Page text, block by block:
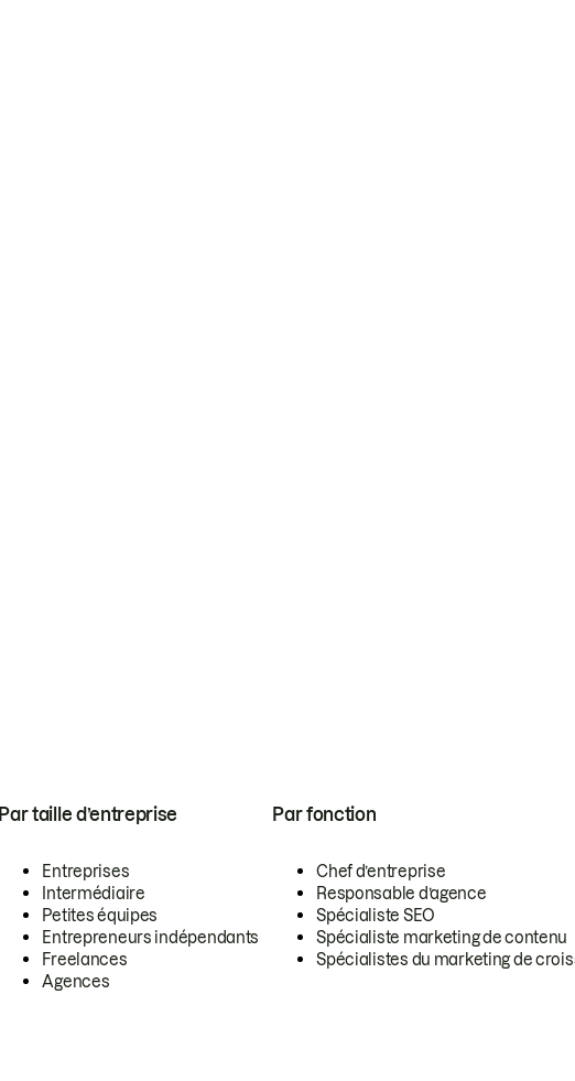
Par taille d’entreprise
Entreprises
Intermédiaire
Petites équipes
Entrepreneurs indépendants
Freelances
Agences
Par fonction
Chef d’entreprise
Responsable d’agence
Spécialiste SEO
Spécialiste marketing de contenu
Spécialistes du marketing de